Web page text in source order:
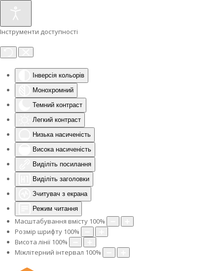
Інструменти доступності
Інверсія кольорів
Монохромний
Темний контраст
Легкий контраст
Низька насиченість
Висока насиченість
Виділіть посилання
Виділіть заголовки
Зчитувач з екрана
Режим читання
Масштабування вмісту 100%
Розмір шрифту 100%
Висота лінії 100%
Міжлітерний інтервал 100%